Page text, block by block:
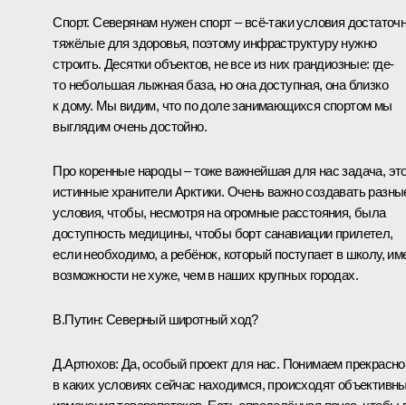
Спорт. Северянам нужен спорт – всё-таки условия
тяжёлые для здоровья, поэтому инфраструктуру нужно
строить. Десятки объектов, не все из них грандиозные: где-
то небольшая лыжная база, но она доступная, она близко
к дому. Мы видим, что по доле занимающихся спортом мы
выглядим очень достойно.
Про коренные народы – тоже важнейшая для нас задача,
истинные хранители Арктики. Очень важно создавать
условия, чтобы, несмотря на огромные расстояния, была
доступность медицины, чтобы борт санавиации прилетел,
если необходимо, а ребёнок, который поступает в школу,
возможности не хуже, чем в наших крупных городах.
В.Путин: Северный широтный ход?
Д.Артюхов: Да, особый проект для нас. Понимаем
в каких условиях сейчас находимся, происходят